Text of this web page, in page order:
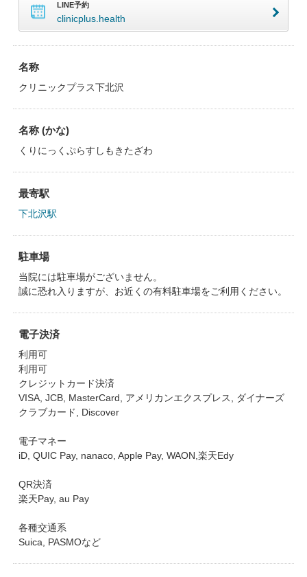
LINE予約
clinicplus.health
名称
クリニックプラス下北沢
名称 (かな)
くりにっくぷらすしもきたざわ
最寄駅
下北沢駅
駐車場
当院には駐車場がございません。
誠に恐れ入りますが、お近くの有料駐車場をご利用ください。
電子決済
利用可
利用可
クレジットカード決済
VISA, JCB, MasterCard, アメリカンエクスプレス, ダイナーズ
クラブカード, Discover
電子マネー
iD, QUIC Pay, nanaco, Apple Pay, WAON,楽天Edy
QR決済
楽天Pay, au Pay
各種交通系
Suica, PASMOなど